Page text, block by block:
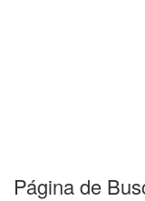
Página de